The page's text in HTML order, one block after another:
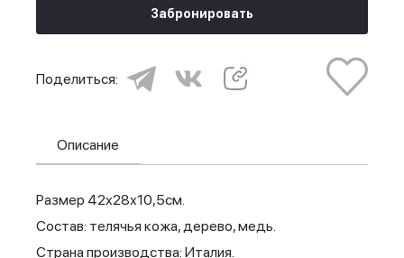
Забронировать
Поделиться:
Описание
Размер 42х28х10,5см.
Состав: телячья кожа, дерево, медь.
Страна производства: Италия.